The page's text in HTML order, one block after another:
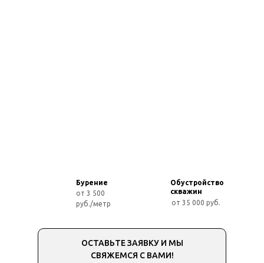
ОСТАВЬТЕ ЗАЯВКУ И МЫ
СВЯЖЕМСЯ С ВАМИ!
Бурение
от 3 500
руб./метр
Обустройство
скважин
от 35 000 руб.